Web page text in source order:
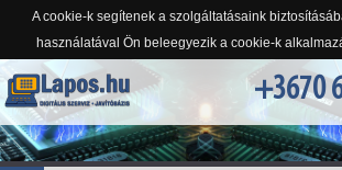
A cookie-k segítenek a szolgáltatásaink
használatával Ön beleegyezik a cookie-k
+3670